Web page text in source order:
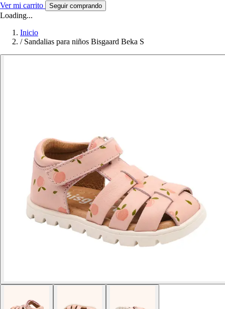
Ver mi carrito Seguir comprando
Loading...
Inicio
/ Sandalias para niños Bisgaard Beka S